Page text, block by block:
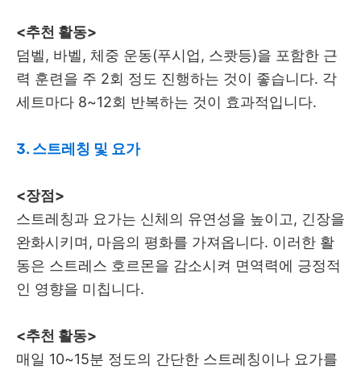
<추천 활동>
덤벨, 바벨, 체중 운동(푸시업, 스쾃등)을 포함한 근
력 훈련을 주 2회 정도 진행하는 것이 좋습니다. 각
세트마다 8~12회 반복하는 것이 효과적입니다.
3. 스트레칭 및 요가
<장점>
스트레칭과 요가는 신체의 유연성을 높이고, 긴장을
완화시키며, 마음의 평화를 가져옵니다. 이러한 활
동은 스트레스 호르몬을 감소시켜 면역력에 긍정적
인 영향을 미칩니다.
<추천 활동>
매일 10~15분 정도의 간단한 스트레칭이나 요가를